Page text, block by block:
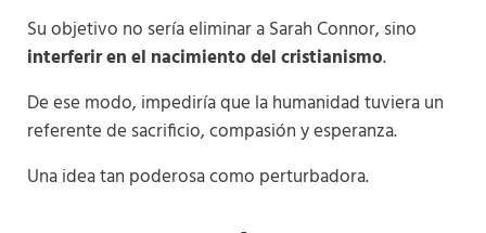
Su objetivo no sería eliminar a Sarah Connor, sino
interferir en el nacimiento del cristianismo.
De ese modo, impediría que la humanidad tuviera un
referente de sacrificio, compasión y esperanza.
Una idea tan poderosa como perturbadora.